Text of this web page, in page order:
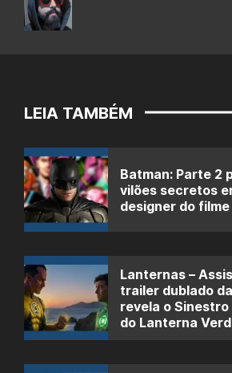
LEIA TAMBÉM
Batman: Parte 2
vilões secretos
designer do filme
Lanternas –
trailer dublado
revela o
do Lanterna